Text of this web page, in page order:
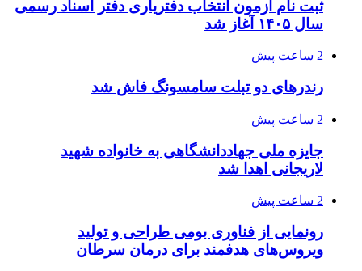
ثبت نام آزمون انتخاب دفتریاری دفتر اسناد رسمی
سال ۱۴۰۵ آغاز شد
2 ساعت پیش
رندرهای دو تبلت سامسونگ فاش شد
2 ساعت پیش
جایزه ملی جهاددانشگاهی به خانواده شهید
لاریجانی اهدا شد
2 ساعت پیش
رونمایی از فناوری بومی طراحی و تولید
ویروس‌های هدفمند برای درمان سرطان